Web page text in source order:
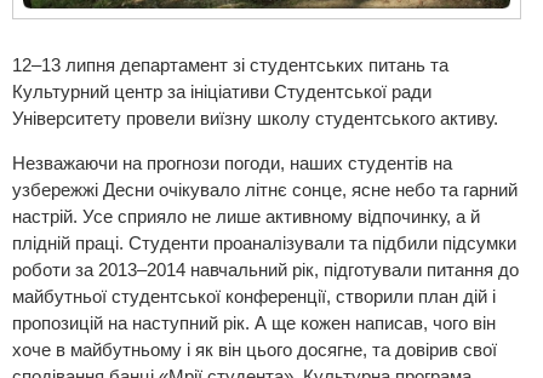
12–13 липня департамент зі студентських питань та
Культурний центр за ініціативи Студентської ради
Університету провели виїзну школу студентського активу.
Незважаючи на прогнози погоди, наших студентів на
узбережжі Десни очікувало літнє сонце, ясне небо та гарний
настрій. Усе сприяло не лише активному відпочинку, а й
плідній праці. Студенти проаналізували та підбили підсумки
роботи за 2013–2014 навчальний рік, підготували питання до
майбутньої студентської конференції, створили план дій і
пропозицій на наступний рік. А ще кожен написав, чого він
хоче в майбутньому і як він цього досягне, та довірив свої